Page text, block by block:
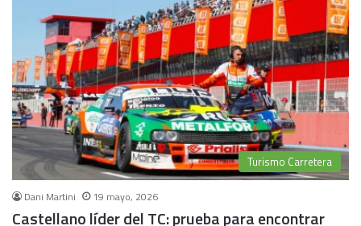
Turismo Carretera
Dani Martini 19 mayo, 2026
Castellano líder del TC: prueba para encontrar